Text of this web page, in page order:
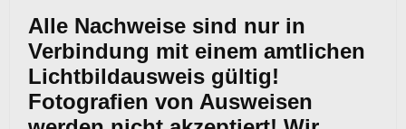
Alle Nachweise sind nur in
Verbindung mit einem amtlichen
Lichtbildausweis gültig!
Fotografien von Ausweisen